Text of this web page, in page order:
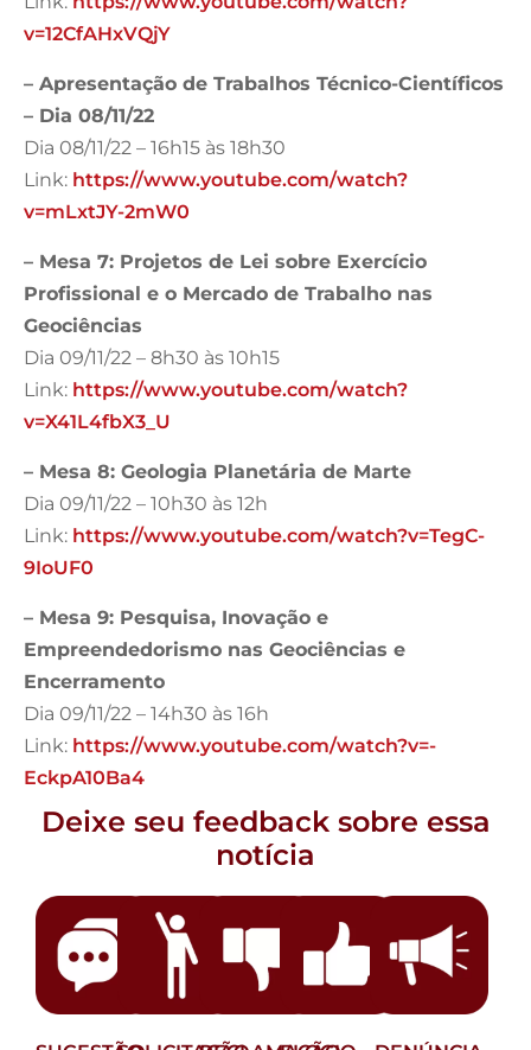
v=12CfAHxVQjY
– Apresentação de Trabalhos Técnico-Científicos
– Dia 08/11/22
Dia 08/11/22 – 16h15 às 18h30
Link: https://www.youtube.com/watch?
v=mLxtJY-2mW0
– Mesa 7: Projetos de Lei sobre Exercício
Profissional e o Mercado de Trabalho nas
Geociências
Dia 09/11/22 – 8h30 às 10h15
Link: https://www.youtube.com/watch?
v=X41L4fbX3_U
– Mesa 8: Geologia Planetária de Marte
Dia 09/11/22 – 10h30 às 12h
Link: https://www.youtube.com/watch?v=TegC-
9IoUF0
– Mesa 9: Pesquisa, Inovação e
Empreendedorismo nas Geociências e
Encerramento
Dia 09/11/22 – 14h30 às 16h
Link: https://www.youtube.com/watch?v=-
EckpA10Ba4
Deixe seu feedback sobre essa
notícia